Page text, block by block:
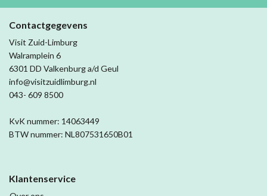
Contactgegevens
Visit Zuid-Limburg
Walramplein 6
6301 DD Valkenburg a/d Geul
info@visitzuidlimburg.nl
043- 609 8500
KvK nummer: 14063449
BTW nummer: NL807531650B01
Klantenservice